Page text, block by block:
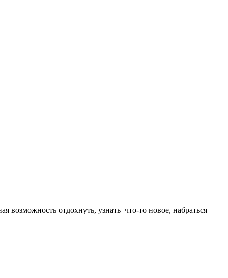
возможность отдохнуть, узнать что-то новое, набраться